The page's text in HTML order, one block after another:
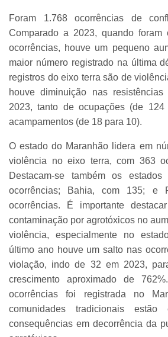
Foram 1.768 ocorrências de
Comparado a 2023, quando foram
ocorrências, houve um pequeno
maior número registrado na última
registros do eixo terra são de
houve diminuição nas
2023, tanto de ocupações (de
acampamentos (de 18 para 10).
O estado do Maranhão lidera em
violência no eixo terra, com 363
Destacam-se também os
ocorrências; Bahia, com 135; e
ocorrências. É importante
contaminação por agrotóxicos no
violência, especialmente no
último ano houve um salto nas
violação, indo de 32 em 2023,
crescimento aproximado de
ocorrências foi registrada no
comunidades tradicionais estão
consequências em decorrência da